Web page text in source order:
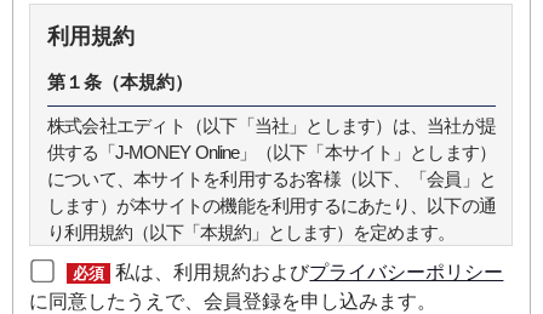
利用規約
第１条（本規約）
株式会社エディト（以下「当社」とします）は、当社が提
供する「J-MONEY Online」（以下「本サイト」とします）
について、本サイトを利用するお客様（以下、「会員」と
します）が本サイトの機能を利用するにあたり、以下の通
り利用規約（以下「本規約」とします）を定めます。
第２条（本規約の範囲）
必須 私は、利用規約およびプライバシーポリシー
に同意したうえで、会員登録を申し込みます。